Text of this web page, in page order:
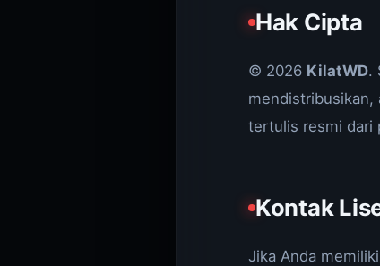
Hak Cipta
© 2026 KilatWD.
mendistribusikan,
tertulis resmi dari
Kontak
Jika Anda